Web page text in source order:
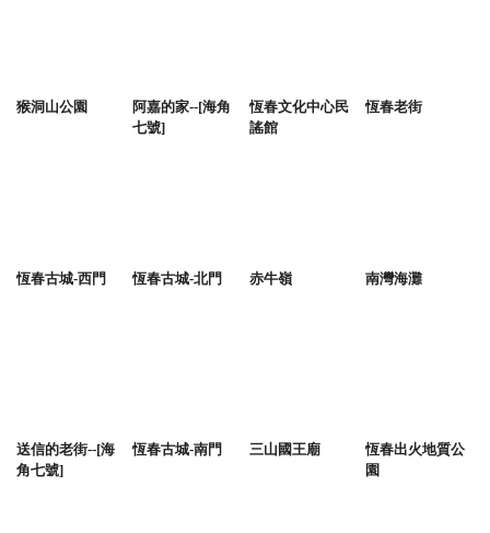
猴洞山公園
阿嘉的家--[海角
七號]
恆春文化中心民
謠館
恆春老街
恆春古城-西門 恆春古城-北門 赤牛嶺 南灣海灘
送信的老街--[海
角七號]
恆春古城-南門 三山國王廟
恆春出火地質公
園